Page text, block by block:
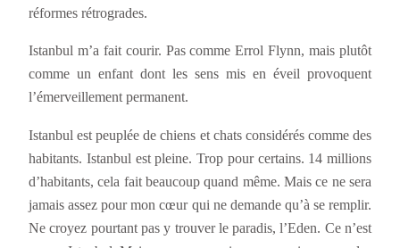
réformes rétrogrades.
Istanbul m’a fait courir. Pas comme Errol Flynn, mais plutôt
comme un enfant dont les sens mis en éveil provoquent
l’émerveillement permanent.
Istanbul est peuplée de chiens et chats considérés comme des
habitants. Istanbul est pleine. Trop pour certains. 14 millions
d’habitants, cela fait beaucoup quand même. Mais ce ne sera
jamais assez pour mon cœur qui ne demande qu’à se remplir.
Ne croyez pourtant pas y trouver le paradis, l’Eden. Ce n’est